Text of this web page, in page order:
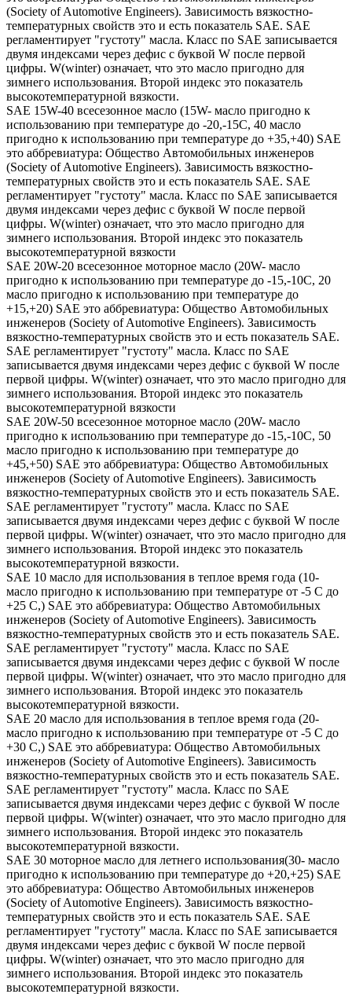
(Society of Automotive Engineers). Зависимость вязкостно-
температурных свойств это и есть показатель SAE. SAE
регламентирует "густоту" масла. Класс по SAE записывается
двумя индексами через дефис с буквой W после первой
цифры. W(winter) означает, что это масло пригодно для
зимнего использования. Второй индекс это показатель
высокотемпературной вязкости.
SAE 15W-40 всесезонное масло (15W- масло пригодно к
использованию при температуре до -20,-15С, 40 масло
пригодно к использованию при температуре до +35,+40) SAE
это аббревиатура: Общество Автомобильных инженеров
(Society of Automotive Engineers). Зависимость вязкостно-
температурных свойств это и есть показатель SAE. SAE
регламентирует "густоту" масла. Класс по SAE записывается
двумя индексами через дефис с буквой W после первой
цифры. W(winter) означает, что это масло пригодно для
зимнего использования. Второй индекс это показатель
высокотемпературной вязкости
SAE 20W-20 всесезонное моторное масло (20W- масло
пригодно к использованию при температуре до -15,-10С, 20
масло пригодно к использованию при температуре до
+15,+20) SAE это аббревиатура: Общество Автомобильных
инженеров (Society of Automotive Engineers). Зависимость
вязкостно-температурных свойств это и есть показатель SAE.
SAE регламентирует "густоту" масла. Класс по SAE
записывается двумя индексами через дефис с буквой W после
первой цифры. W(winter) означает, что это масло пригодно для
зимнего использования. Второй индекс это показатель
высокотемпературной вязкости
SAE 20W-50 всесезонное моторное масло (20W- масло
пригодно к использованию при температуре до -15,-10С, 50
масло пригодно к использованию при температуре до
+45,+50) SAE это аббревиатура: Общество Автомобильных
инженеров (Society of Automotive Engineers). Зависимость
вязкостно-температурных свойств это и есть показатель SAE.
SAE регламентирует "густоту" масла. Класс по SAE
записывается двумя индексами через дефис с буквой W после
первой цифры. W(winter) означает, что это масло пригодно для
зимнего использования. Второй индекс это показатель
высокотемпературной вязкости.
SAE 10 масло для использования в теплое время года (10-
масло пригодно к использованию при температуре от -5 С до
+25 С,) SAE это аббревиатура: Общество Автомобильных
инженеров (Society of Automotive Engineers). Зависимость
вязкостно-температурных свойств это и есть показатель SAE.
SAE регламентирует "густоту" масла. Класс по SAE
записывается двумя индексами через дефис с буквой W после
первой цифры. W(winter) означает, что это масло пригодно для
зимнего использования. Второй индекс это показатель
высокотемпературной вязкости.
SAE 20 масло для использования в теплое время года (20-
масло пригодно к использованию при температуре от -5 С до
+30 С,) SAE это аббревиатура: Общество Автомобильных
инженеров (Society of Automotive Engineers). Зависимость
вязкостно-температурных свойств это и есть показатель SAE.
SAE регламентирует "густоту" масла. Класс по SAE
записывается двумя индексами через дефис с буквой W после
первой цифры. W(winter) означает, что это масло пригодно для
зимнего использования. Второй индекс это показатель
высокотемпературной вязкости.
SAE 30 моторное масло для летнего использования(30- масло
пригодно к использованию при температуре до +20,+25) SAE
это аббревиатура: Общество Автомобильных инженеров
(Society of Automotive Engineers). Зависимость вязкостно-
температурных свойств это и есть показатель SAE. SAE
регламентирует "густоту" масла. Класс по SAE записывается
двумя индексами через дефис с буквой W после первой
цифры. W(winter) означает, что это масло пригодно для
зимнего использования. Второй индекс это показатель
высокотемпературной вязкости.